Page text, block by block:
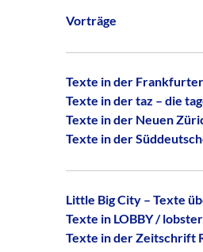
Vorträge
Texte in der
Texte in der taz – die
Texte in der Neuen
Texte in der
Little Big City – Texte
Texte in LOBBY / lobster
Texte in der Zeitschrift